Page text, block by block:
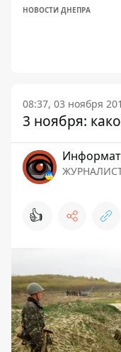
НОВОСТИ ДНЕПРА
08:37, 03 ноября
3 ноября:
👍